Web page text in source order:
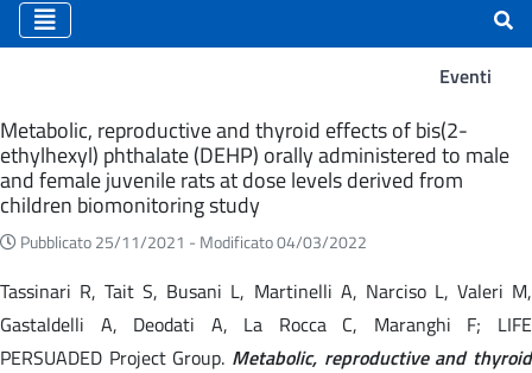
Eventi
Eventi
Metabolic, reproductive and thyroid effects of bis(2-
ethylhexyl) phthalate (DEHP) orally administered to male
and female juvenile rats at dose levels derived from
children biomonitoring study
Pubblicato 25/11/2021 - Modificato 04/03/2022
Tassinari R, Tait S, Busani L, Martinelli A, Narciso L, Valeri M,
Gastaldelli A, Deodati A, La Rocca C, Maranghi F; LIFE
PERSUADED Project Group. Metabolic, reproductive and thyroid